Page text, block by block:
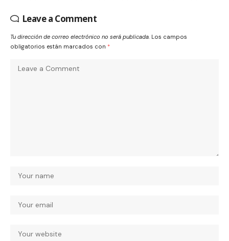
Leave a Comment
Tu dirección de correo electrónico no será publicada. Los campos
obligatorios están marcados con *